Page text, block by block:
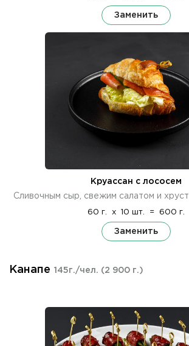
Заменить
Круассан с лососем
Сливочным сыр, свежим салатом и
60 г. x 10 шт. = 600 г.
Заменить
Канапе 145г./чел. (2 900 г.)